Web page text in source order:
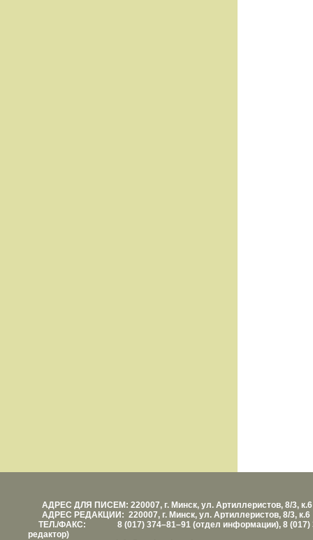
АДРЕС ДЛЯ ПИСЕМ: 220007, г. Минск, ул. Артиллеристов, 8/3, к.6
АДРЕС РЕДАКЦИИ: 220007, г. Минск, ул. Артиллеристов, 8/3, к.6
ТЕЛ./ФАКС: 8 (017) 374–81–91 (отдел информации), 8 (017)
редактор)